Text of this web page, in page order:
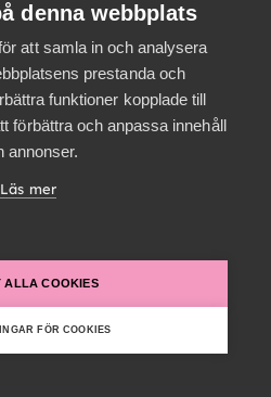
English
family
Cloud
denna webbplats
att samla in och analysera
prestanda och
funktioner kopplade till
förbättra och anpassa innehåll
annonser.
Läs mer
ALLA COOKIES
FÖR COOKIES